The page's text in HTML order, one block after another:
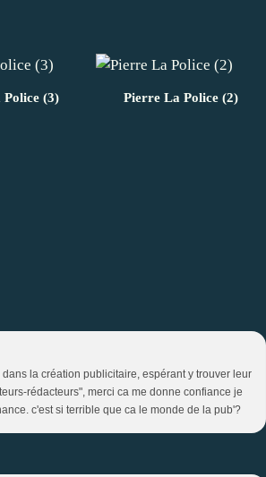
(3) Pierre La Police (2)
la création publicitaire, espérant y trouver leur
rédacteurs", merci ca me donne confiance je
c'est si terrible que ca le monde de la pub'?